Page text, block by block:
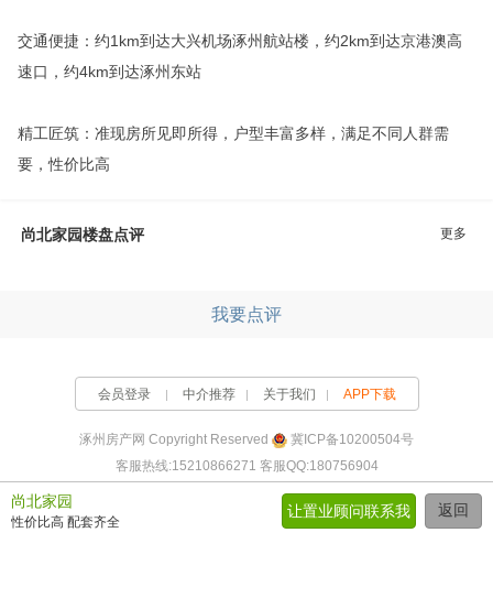
交通便捷：约1km到达大兴机场涿州航站楼，约2km到达京港澳高
速口，约4km到达涿州东站
精工匠筑：准现房所见即所得，户型丰富多样，满足不同人群需
要，性价比高
尚北家园楼盘点评 更多
我要点评
会员登录 中介推荐 关于我们 APP下载
涿州房产网 Copyright Reserved
冀ICP备10200504号
客服热线:15210866271 客服QQ:180756904
尚北家园
性价比高 配套齐全
返回
让置业顾问联系我